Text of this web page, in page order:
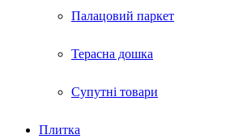
Палацовий паркет
Терасна дошка
Супутні товари
Плитка